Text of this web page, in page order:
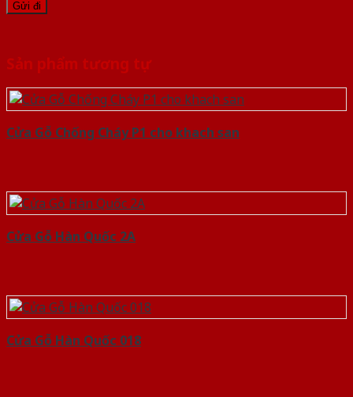
Sản phẩm tương tự
Cửa Gỗ Chống Cháy P1 cho khach san
Cửa Gỗ Hàn Quốc 2A
Cửa Gỗ Hàn Quốc 018